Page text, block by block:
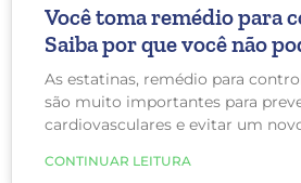
Você toma remédio para
Saiba por que você não
ordem médica
As estatinas, remédio para
são muito importantes para
cardiovasculares e evitar um
CONTINUAR LEITURA